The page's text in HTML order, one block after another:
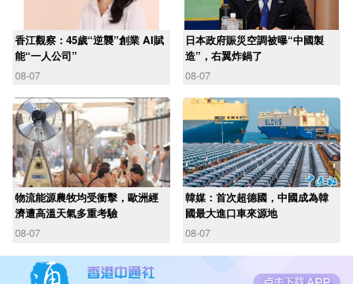
香江觀察：45歲“逆襲”創業 AI賦
能“一人公司”
08-07
日本政府賑災空調被曝“中國製
造”，右翼炸鍋了
08-07
物流能源農牧均受衝擊，歐洲經
濟遭高溫天氣多重考驗
08-07
韓媒：首次超德國，中國成為韓
國最大進口車來源地
08-07